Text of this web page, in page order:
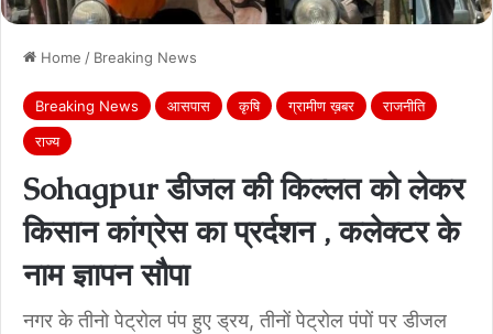
Home / Breaking News
Breaking News आसपास कृषि ग्रामीण ख़बर
राजनीति
राज्य
Sohagpur डीजल की किल्लत को लेकर
किसान कांग्रेस का प्रर्दशन , कलेक्टर के
नाम ज्ञापन सौपा
नगर के तीनो पेट्रोल पंप हुए ड्रय, तीनों पेट्रोल पंपों पर डीजल